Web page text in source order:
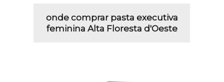
onde comprar pasta executiva
feminina Alta Floresta d'Oeste